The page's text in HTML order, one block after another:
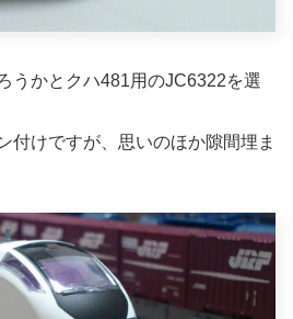
うかとクハ481用のJC6322を選
付けですが、思いのほか隙間埋ま